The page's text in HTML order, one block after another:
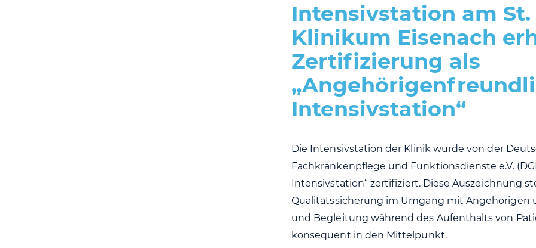
Intensivstation am St.
Klinikum Eisenach
Zertifizierung als
Intensivstation“
Die Intensivstation der Klinik wurde von der
Fachkrankenpflege und Funktionsdienste e.V.
Intensivstation“ zertifiziert. Diese Auszeichnung
Qualitätssicherung im Umgang mit Angehörigen
und Begleitung während des Aufenthalts von
konsequent in den Mittelpunkt.